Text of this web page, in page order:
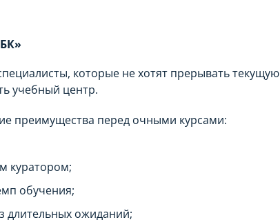
которые не хотят прерывать текущую
учебный центр.
преимущества перед очными курсами:
куратором;
обучения;
длительных ожиданий;